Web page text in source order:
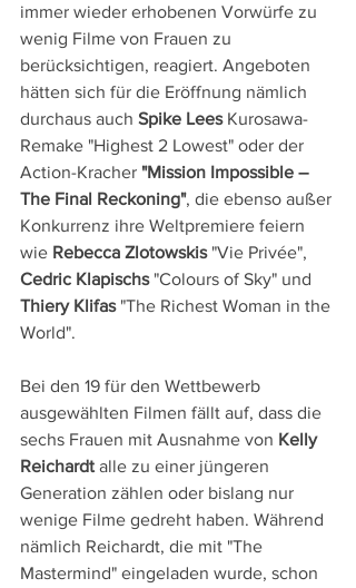
immer wieder erhobenen Vorwürfe zu
wenig Filme von Frauen zu
berücksichtigen, reagiert. Angeboten
hätten sich für die Eröffnung nämlich
durchaus auch Spike Lees Kurosawa-
Remake "Highest 2 Lowest" oder der
Action-Kracher "Mission Impossible –
The Final Reckoning", die ebenso außer
Konkurrenz ihre Weltpremiere feiern
wie Rebecca Zlotowskis "Vie Privée",
Cedric Klapischs "Colours of Sky" und
Thiery Klifas "The Richest Woman in the
World".
Bei den 19 für den Wettbewerb
ausgewählten Filmen fällt auf, dass die
sechs Frauen mit Ausnahme von Kelly
Reichardt alle zu einer jüngeren
Generation zählen oder bislang nur
wenige Filme gedreht haben. Während
nämlich Reichardt, die mit "The
Mastermind" eingeladen wurde, schon